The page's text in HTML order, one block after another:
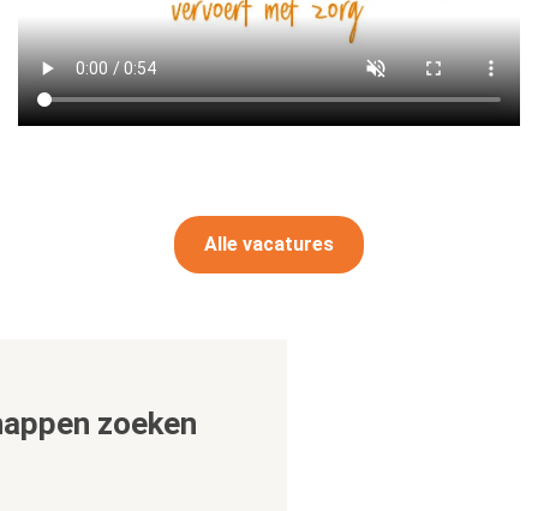
Alle vacatures
zoeken